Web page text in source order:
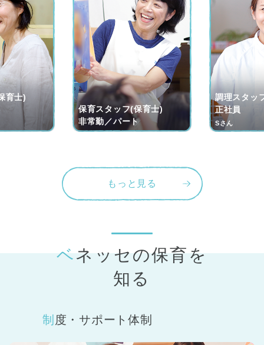
育士)
保育スタッフ(保育士)
非常勤／パート
調理スタッ
正社員
Sさん
もっと見る
ベネッセの保育を
知る
制度・サポート体制